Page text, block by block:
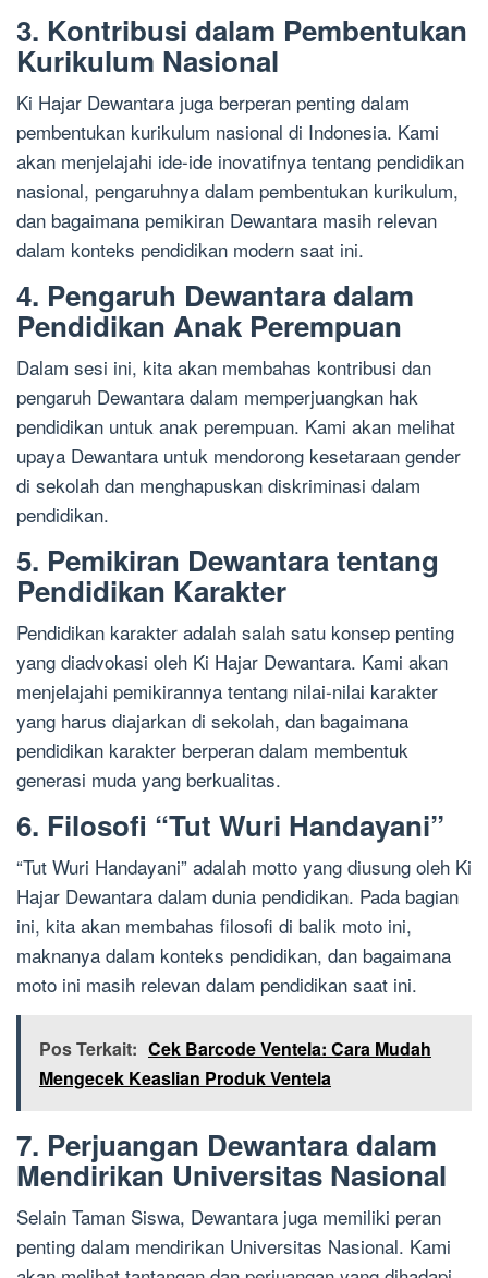
3. Kontribusi dalam Pembentukan
Kurikulum Nasional
Ki Hajar Dewantara juga berperan penting dalam
pembentukan kurikulum nasional di Indonesia. Kami
akan menjelajahi ide-ide inovatifnya tentang pendidikan
nasional, pengaruhnya dalam pembentukan kurikulum,
dan bagaimana pemikiran Dewantara masih relevan
dalam konteks pendidikan modern saat ini.
4. Pengaruh Dewantara dalam
Pendidikan Anak Perempuan
Dalam sesi ini, kita akan membahas kontribusi dan
pengaruh Dewantara dalam memperjuangkan hak
pendidikan untuk anak perempuan. Kami akan melihat
upaya Dewantara untuk mendorong kesetaraan gender
di sekolah dan menghapuskan diskriminasi dalam
pendidikan.
5. Pemikiran Dewantara tentang
Pendidikan Karakter
Pendidikan karakter adalah salah satu konsep penting
yang diadvokasi oleh Ki Hajar Dewantara. Kami akan
menjelajahi pemikirannya tentang nilai-nilai karakter
yang harus diajarkan di sekolah, dan bagaimana
pendidikan karakter berperan dalam membentuk
generasi muda yang berkualitas.
6. Filosofi “Tut Wuri Handayani”
“Tut Wuri Handayani” adalah motto yang diusung oleh Ki
Hajar Dewantara dalam dunia pendidikan. Pada bagian
ini, kita akan membahas filosofi di balik moto ini,
maknanya dalam konteks pendidikan, dan bagaimana
moto ini masih relevan dalam pendidikan saat ini.
Pos Terkait: Cek Barcode Ventela: Cara Mudah
Mengecek Keaslian Produk Ventela
7. Perjuangan Dewantara dalam
Mendirikan Universitas Nasional
Selain Taman Siswa, Dewantara juga memiliki peran
penting dalam mendirikan Universitas Nasional. Kami